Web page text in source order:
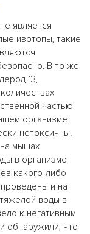
является
изотопы, такие
В то же
13,
частью
организме.
нетоксичны.
мышах
в организме
какого-либо
и на
воды в
к негативным
обнаружили, что